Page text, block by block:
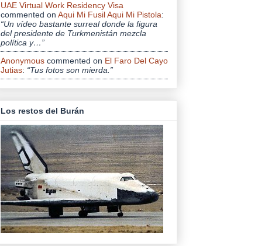
UAE Virtual Work Residency Visa
commented on Aqui Mi Fusil Aqui Mi Pistola:
“Un vídeo bastante surreal donde la figura
del presidente de Turkmenistán mezcla
política y…”
Anonymous commented on El Faro Del Cayo
Jutias: “Tus fotos son mierda.”
Los restos del Burán